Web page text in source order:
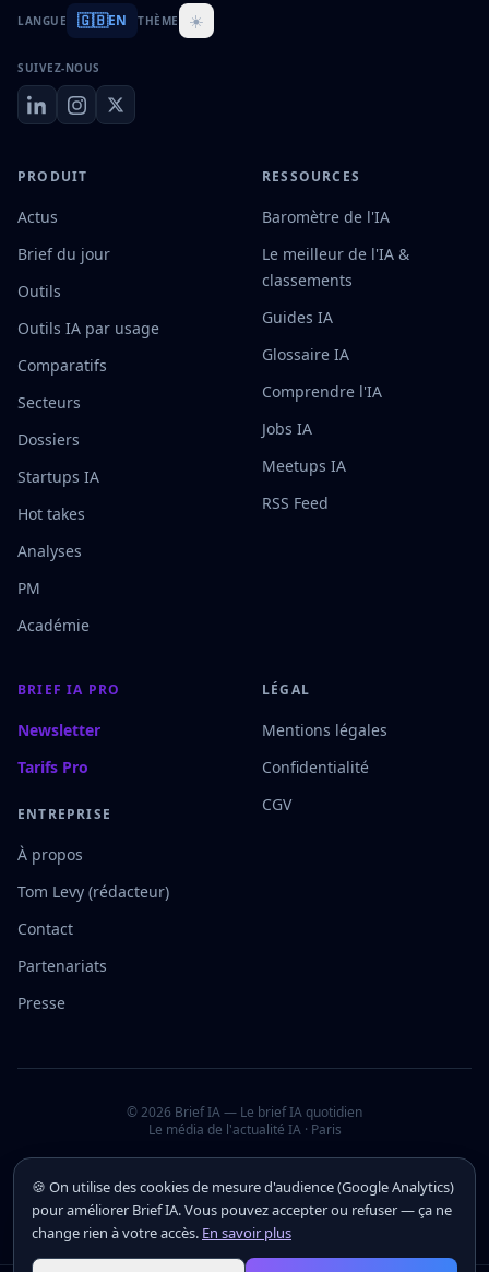
🍪 On utilise des cookies de mesure d'audience (Google Analytics)
pour améliorer Brief IA. Vous pouvez accepter ou refuser — ça ne
change rien à votre accès. En savoir plus
LANGUE 🇬🇧EN THÈME ☀️
SUIVEZ-NOUS
PRODUIT
Actus
Brief du jour
Outils
Outils IA par usage
Comparatifs
Secteurs
Dossiers
Startups IA
Hot takes
Analyses
PM
Académie
RESSOURCES
Baromètre de l'IA
Le meilleur de l'IA &
classements
Guides IA
Glossaire IA
Comprendre l'IA
Jobs IA
Meetups IA
RSS Feed
BRIEF IA PRO
Newsletter
Tarifs Pro
ENTREPRISE
À propos
Tom Levy (rédacteur)
Contact
Partenariats
Presse
LÉGAL
Mentions légales
Confidentialité
CGV
©2026 Brief IA — Le brief IA quotidien
Le média de l'actualité IA · Paris